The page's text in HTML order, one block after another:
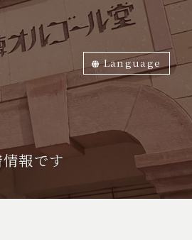
Language
English
한국어
中文繁体
中文簡体
ภาษาไทย
日本語
報です